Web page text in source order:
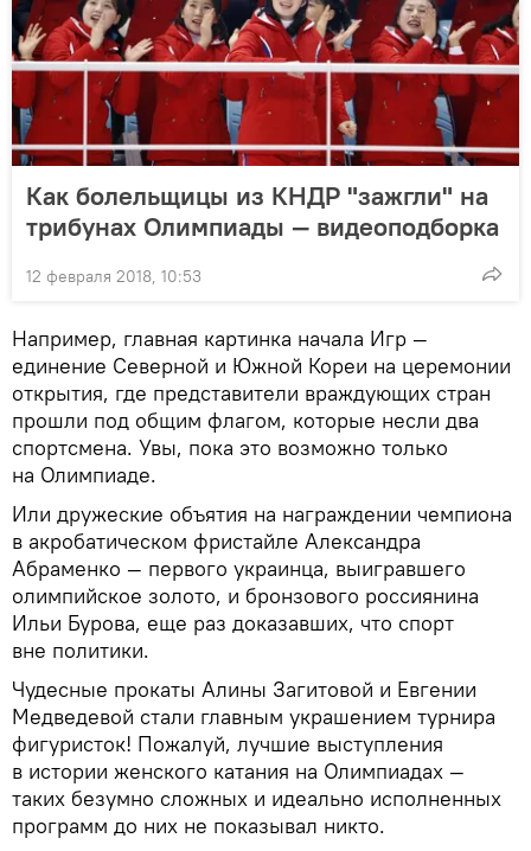
Как болельщицы из КНДР "зажгли" на
трибунах Олимпиады — видеоподборка
12 февраля 2018, 10:53
Например, главная картинка начала Игр —
единение Северной и Южной Кореи на церемонии
открытия, где представители враждующих стран
прошли под общим флагом, которые несли два
спортсмена. Увы, пока это возможно только
на Олимпиаде.
Или дружеские объятия на награждении чемпиона
в акробатическом фристайле Александра
Абраменко — первого украинца, выигравшего
олимпийское золото, и бронзового россиянина
Ильи Бурова, еще раз доказавших, что спорт
вне политики.
Чудесные прокаты Алины Загитовой и Евгении
Медведевой стали главным украшением турнира
фигуристок! Пожалуй, лучшие выступления
в истории женского катания на Олимпиадах —
таких безумно сложных и идеально исполненных
программ до них не показывал никто.